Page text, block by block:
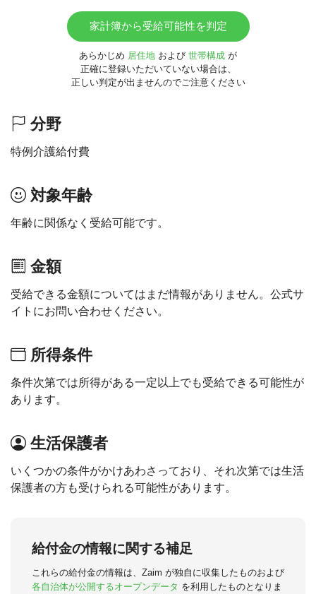
家計簿から受給可能性を判定
あらかじめ 居住地 および 世帯構成 が
正確に登録いただいていない場合は、
正しい判定が出ませんのでご注意ください
分野
特例介護給付費
対象年齢
年齢に関係なく受給可能です。
金額
受給できる金額についてはまだ情報がありません。公式サ
イトにお問い合わせください。
所得条件
条件次第では所得がある一定以上でも受給できる可能性が
あります。
生活保護者
いくつかの条件がかけあわさっており、それ次第では生活
保護者の方も受けられる可能性があります。
給付金の情報に関する補足
これらの給付金の情報は、Zaim が独自に収集したものおよび
各自治体が公開するオープンデータ を利用したものとなりま